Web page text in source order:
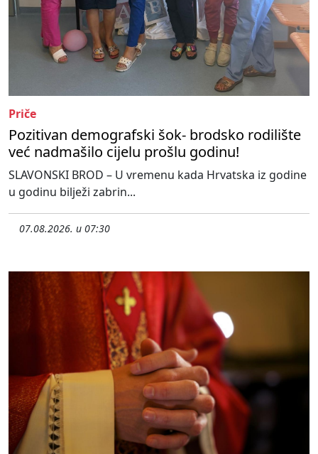
Priče
Pozitivan demografski šok- brodsko rodilište
već nadmašilo cijelu prošlu godinu!
SLAVONSKI BROD – U vremenu kada Hrvatska iz godine
u godinu bilježi zabrin...
07.08.2026. u 07:30